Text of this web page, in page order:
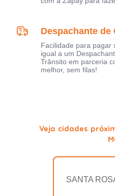
Despachante de
Facilidade para pagar
igual a um
Trânsito em parceria
melhor, sem filas!
Veja cidades
SANTA